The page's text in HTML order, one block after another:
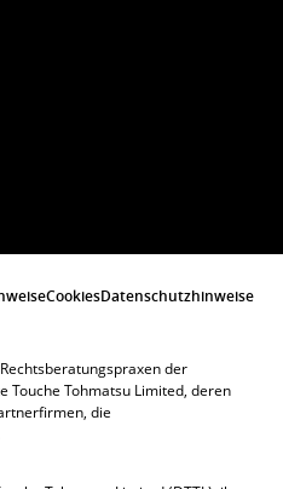
CookiesDatenschutzhinweise
der
Touche Tohmatsu Limited, deren
die